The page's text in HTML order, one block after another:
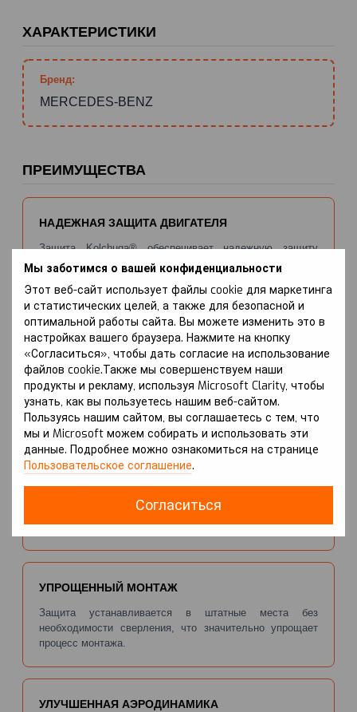
Мы заботимся о вашей конфиденциальности
Этот веб-сайт использует файлы cookie для маркетинга
и статистических целей, а также для безопасной и
оптимальной работы сайта. Вы можете изменить это в
настройках вашего браузера. Нажмите на кнопку
«Согласиться», чтобы дать согласие на использование
файлов cookie.Также мы совершенствуем наши
продукты и рекламу, используя Microsoft Clarity, чтобы
узнать, как вы пользуетесь нашим веб-сайтом.
Пользуясь нашим сайтом, вы соглашаетесь с тем, что
мы и Microsoft можем собирать и использовать эти
данные. Подробнее можно ознакомиться на странице
Пользовательское соглашение.
Согласиться
ХАРАКТЕРИСТИКИ
Бренд:
MERCEDES-BENZ
ПРЕИМУЩЕСТВА
НАДЕЖНАЯ ЗАЩИТА ДВИГАТЕЛЯ
Защита Kolchuga® обеспечивает надежную защиту
двигателя от механических повреждений, предотвращая
пробитие картера при ударах.
ЗАЩИТА РАДИАТОРА
Благодаря конструкции защиты, радиатор также
получает дополнительную защиту от камней и других
опасных предметов, которые могут привести к
перегреву.
СНИЖЕНИЕ КОРРОЗИИ
от коррозии, продлевая срок службы защиты и сохраняя
его в идеальном состоянии.
УПРОЩЕННЫЙ МОНТАЖ
Защита устанавливается в штатные места без
необходимости сверления, что значительно упрощает
процесс монтажа.
УЛУЧШЕННАЯ АЭРОДИНАМИКА